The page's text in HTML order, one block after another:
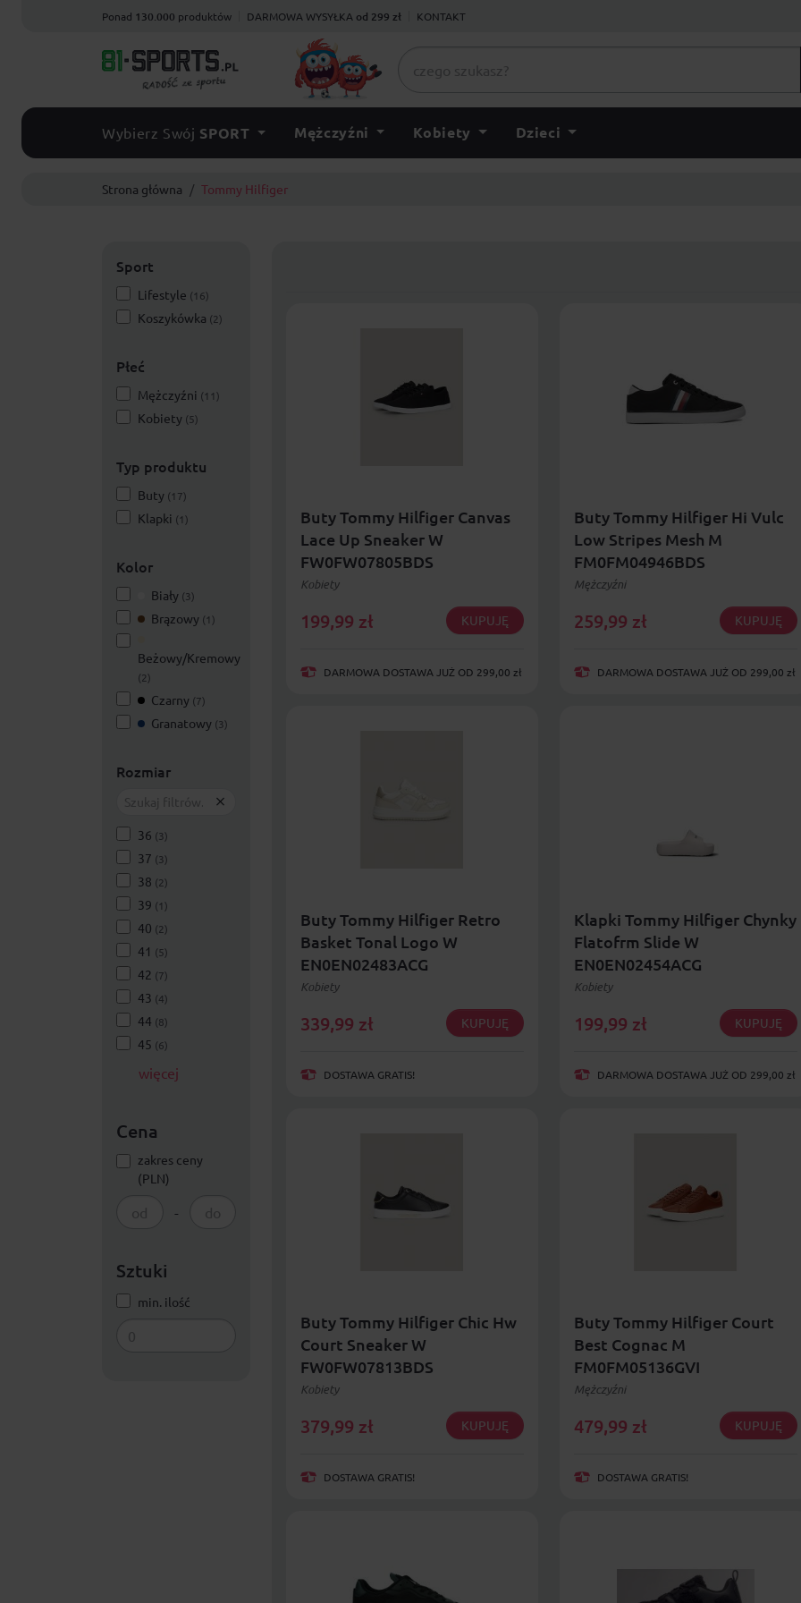
Ponad 130.000 produktów DARMOWA WYSYŁKA od 299 zł KONTAKT
Wybierz Swój SPORT Mężczyźni Kobiety Dzieci
Strona główna Tommy Hilfiger
Sport
Lifestyle (16)
Koszykówka (2)
Płeć
Mężczyźni (11)
Kobiety (5)
Typ produktu
Buty (17)
Klapki (1)
Kolor
Biały (3)
Brązowy (1)
Beżowy/Kremowy
(2)
Czarny (7)
Granatowy (3)
Rozmiar
36 (3)
37 (3)
38 (2)
39 (1)
40 (2)
41 (5)
42 (7)
43 (4)
44 (8)
45 (6)
więcej
Cena
zakres ceny
(PLN)
-
Sztuki
min. ilość
Buty Tommy Hilfiger Canvas
Lace Up Sneaker W
FW0FW07805BDS
Kobiety
199,99 zł KUPUJĘ
DARMOWA DOSTAWA JUŻ OD 299,00 zł
Buty Tommy Hilfiger Hi Vulc
Low Stripes Mesh M
FM0FM04946BDS
Mężczyźni
259,99 zł KUPUJĘ
DARMOWA DOSTAWA JUŻ OD 299,00 zł
Buty Tommy Hilfiger Retro
Basket Tonal Logo W
EN0EN02483ACG
Kobiety
339,99 zł KUPUJĘ
DOSTAWA GRATIS!
Klapki Tommy Hilfiger Chynky
Flatofrm Slide W
EN0EN02454ACG
Kobiety
199,99 zł KUPUJĘ
DARMOWA DOSTAWA JUŻ OD 299,00 zł
Buty Tommy Hilfiger Chic Hw
Court Sneaker W
FW0FW07813BDS
Kobiety
379,99 zł KUPUJĘ
DOSTAWA GRATIS!
Buty Tommy Hilfiger Court
Best Cognac M
FM0FM05136GVI
Mężczyźni
479,99 zł KUPUJĘ
DOSTAWA GRATIS!